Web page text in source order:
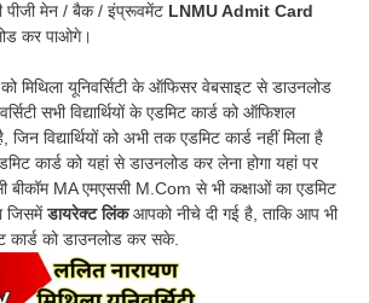
पीजी मेन / बैक / इंप्रूवमेंट LNMU Admit Card
कर पाओगे।
को मिथिला यूनिवर्सिटी के ऑफिसर वेबसाइट से डाउनलोड
सभी विद्यार्थियों के एडमिट कार्ड को ऑफिशल
विद्यार्थियों को अभी तक एडमिट कार्ड नहीं मिला है
कार्ड को यहां से डाउनलोड कर लेना होगा यहां पर
बीकॉम MA एमएससी M.Com से भी कक्षाओं का एडमिट
जिसमेंडायरेक्ट लिंकआपको नीचे दी गई है, ताकि आप भी
कार्ड को डाउनलोड कर सके.